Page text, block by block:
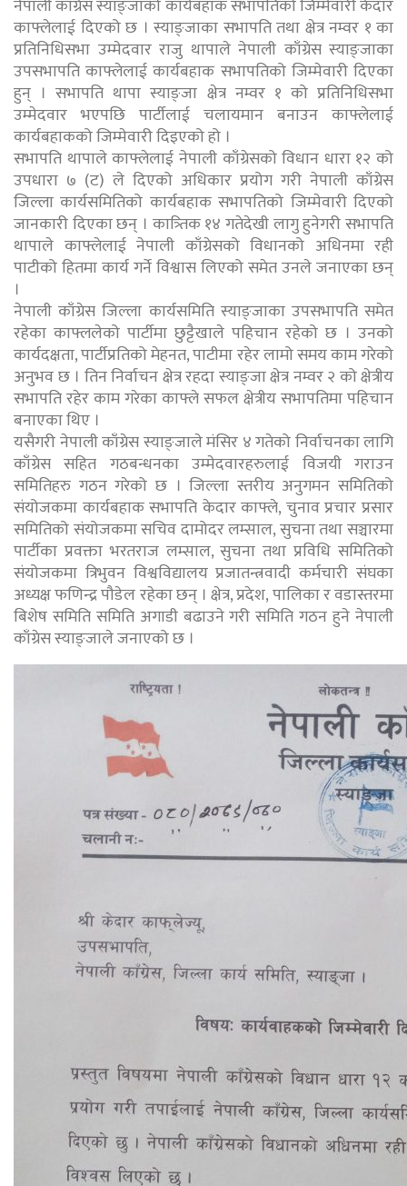
नेपाली काँग्रेस स्याङ्जाको कार्यबहाक सभापतिको जिम्मेवारी केदार
काफ्लेलाई दिएको छ । स्याङ्जाका सभापति तथा क्षेत्र नम्वर १ का
प्रतिनिधिसभा उम्मेदवार राजु थापाले नेपाली काँग्रेस स्याङ्जाका
उपसभापति काफ्लेलाई कार्यबहाक सभापतिको जिम्मेवारी दिएका
हुन् । सभापति थापा स्याङ्जा क्षेत्र नम्वर १ को प्रतिनिधिसभा
उम्मेदवार भएपछि पार्टीलाई चलायमान बनाउन काफ्लेलाई
कार्यबहाकको जिम्मेवारी दिइएको हो ।
सभापति थापाले काफ्लेलाई नेपाली काँग्रेसको विधान धारा १२ को
उपधारा ७ (ट) ले दिएको अधिकार प्रयोग गरी नेपाली काँग्रेस
जिल्ला कार्यसमितिको कार्यबहाक सभापतिको जिम्मेवारी दिएको
जानकारी दिएका छन् । कात्र्तिक १४ गतेदेखी लागु हुनेगरी सभापति
थापाले काफ्लेलाई नेपाली काँग्रेसको विधानको अधिनमा रही
पाटीको हितमा कार्य गर्ने विश्वास लिएको समेत उनले जनाएका छन्
।
नेपाली काँग्रेस जिल्ला कार्यसमिति स्याङ्जाका उपसभापति समेत
रहेका काफ्ललेको पार्टीमा छुट्टैखाले पहिचान रहेको छ । उनको
कार्यदक्षता, पार्टीप्रतिको मेहनत, पाटीमा रहेर लामो समय काम गरेको
अनुभव छ । तिन निर्वाचन क्षेत्र रहदा स्याङ्जा क्षेत्र नम्वर २ को क्षेत्रीय
सभापति रहेर काम गरेका काफ्ले सफल क्षेत्रीय सभापतिमा पहिचान
बनाएका थिए ।
यसैगरी नेपाली काँग्रेस स्याङ्जाले मंसिर ४ गतेको निर्वाचनका लागि
काँग्रेस सहित गठबन्धनका उम्मेदवारहरुलाई विजयी गराउन
समितिहरु गठन गरेको छ । जिल्ला स्तरीय अनुगमन समितिको
संयोजकमा कार्यबहाक सभापति केदार काफ्ले, चुनाव प्रचार प्रसार
समितिको संयोजकमा सचिव दामोदर लम्साल, सुचना तथा सञ्चारमा
पार्टीका प्रवक्ता भरतराज लम्साल, सुचना तथा प्रविधि समितिको
संयोजकमा त्रिभुवन विश्वविद्यालय प्रजातन्त्रवादी कर्मचारी संघका
अध्यक्ष फणिन्द्र पौडेल रहेका छन् । क्षेत्र, प्रदेश, पालिका र वडास्तरमा
बिशेष समिति समिति अगाडी बढाउने गरी समिति गठन हुने नेपाली
काँग्रेस स्याङ्जाले जनाएको छ ।